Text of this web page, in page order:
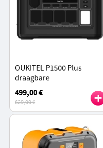
OUKITEL P1500 Plus
draagbare
energiecentrale, 1800W
1536Wh buitengenerator,
4000 cycli LiFePO4
499,00 €
629,00 €